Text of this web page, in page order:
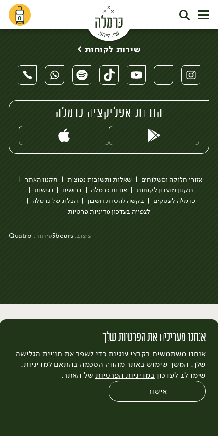
0
אנחנו מעריכים את הפרטיות שלך
אנחנו משתמשים בקבצי עוגיות כדי לשפר את חוויית הגלישה
שלך. המשך שימוש באתר מהווה הסכמה בהתאם למדיניות.
שימו לב לעדכון במדיניות הפרטיות של האתר.
אישור
שירות לקוחות >
הורדת אפליקציה כרמלה
אזורי חלוקה ומשלוחים שאלות ותשובות נפוצות
תקנון האתר
תקנון מועדון לקוחות
אודות כרמלה דרושים
נגישות
כרמלה לעסקים
בקשה להסרת חשבון
הבלוג של כרמלה
לצפייה בעדכון מדיניות פרטיות
עיצוב: 3bearsפיתוח: Quatro